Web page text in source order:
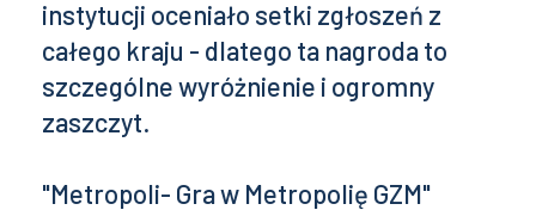
instytucji oceniało setki zgłoszeń z
całego kraju - dlatego ta nagroda to
szczególne wyróżnienie i ogromny
zaszczyt.
"Metropoli- Gra w Metropolię GZM"